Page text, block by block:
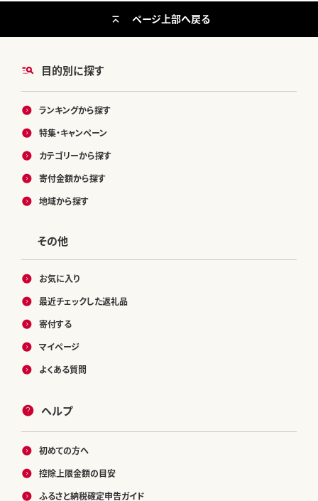
目的別に探す
ランキングから探す
特集・キャンペーン
カテゴリーから探す
寄付金額から探す
地域から探す
その他
お気に入り
最近チェックした返礼品
寄付する
マイページ
よくある質問
ヘルプ
初めての方へ
控除上限金額の目安
ふるさと納税確定申告ガイド
ページ上部へ戻る